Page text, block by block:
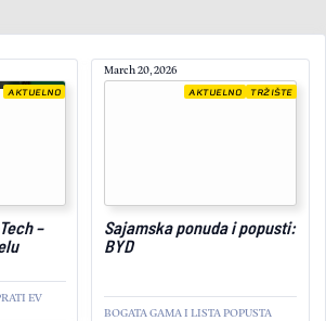
–
EV
AKTUELNO
March 20, 2026
Sajamska ponuda i popusti:
BYD
BOGATA GAMA I LISTA POPUSTA
AKTUELNO TRŽIŠTE